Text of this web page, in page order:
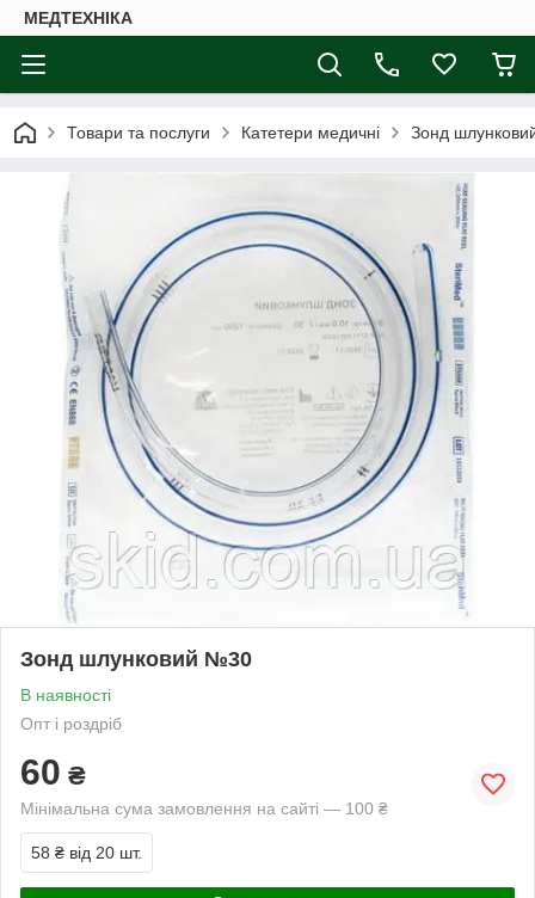
МЕДТЕХНІКА
Товари та послуги Катетери медичні Зонд
Зонд шлунковий №30
В наявності
Опт і роздріб
60 ₴
Мінімальна сума замовлення на сайті — 100 ₴
58 ₴ від 20 шт.